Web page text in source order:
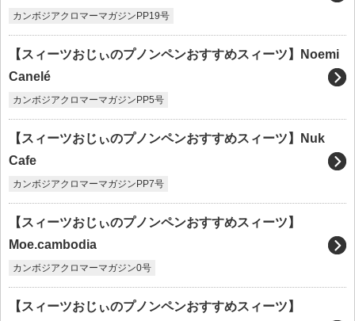
カンボジアクロマーマガジンPP19号
【スィーツおじぃのプノンペンおすすめスィーツ】Noemi
Canelé
カンボジアクロマーマガジンPP5号
【スィーツおじぃのプノンペンおすすめスィーツ】Nuk
Cafe
カンボジアクロマーマガジンPP7号
【スィーツおじぃのプノンペンおすすめスィーツ】
Moe.cambodia
カンボジアクロマーマガジン0号
【スィーツおじぃのプノンペンおすすめスィーツ】